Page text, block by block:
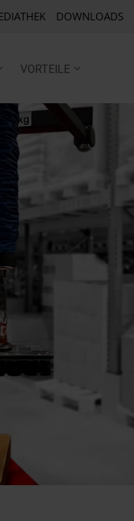
DOWNLOADS
VORTEILE